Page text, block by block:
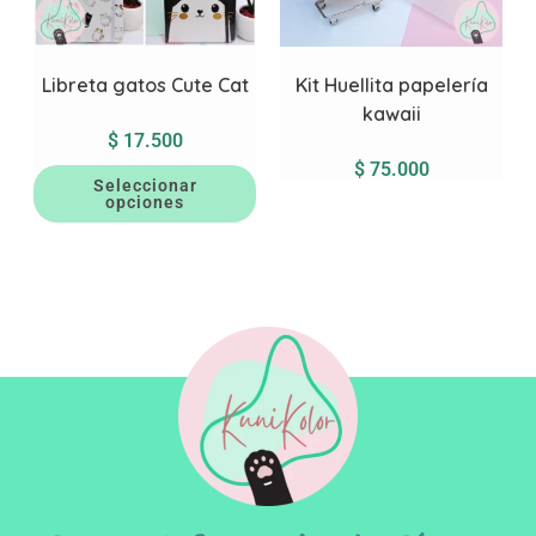
Libreta gatos Cute Cat
$17.500
Seleccionar
opciones
Kit Huellita papelería
kawaii
$75.000